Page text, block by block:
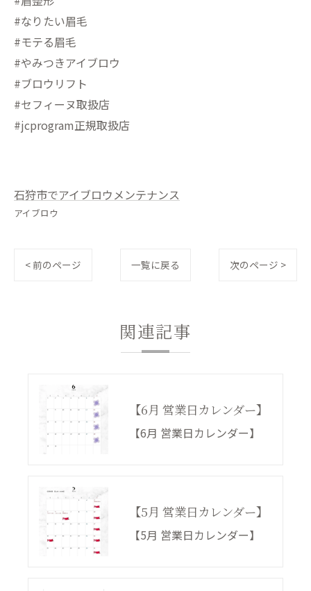
#なりたい眉毛
#モテる眉毛
#やみつきアイブロウ
#ブロウリフト
#セフィーヌ取扱店
#jcprogram正規取扱店
石狩市でアイブロウメンテナンス
アイブロウ
< 前のページ 一覧に戻る 次のページ >
関連記事
【6月 営業日カレンダー】
【6月 営業日カレンダー】
【5月 営業日カレンダー】
【5月 営業日カレンダー】